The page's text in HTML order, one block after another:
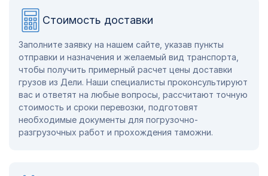
Стоимость доставки
Заполните заявку на нашем сайте, указав пункты
отправки и назначения и желаемый вид транспорта,
чтобы получить примерный расчет цены доставки
грузов из Дели. Наши специалисты проконсультируют
вас и ответят на любые вопросы, рассчитают точную
стоимость и сроки перевозки, подготовят
необходимые документы для погрузочно-
разгрузочных работ и прохождения таможни.